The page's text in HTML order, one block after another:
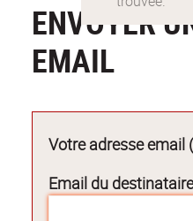
ENVOYER
EMAIL
Votre adresse email
Email du